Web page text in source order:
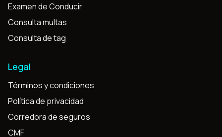
Examen de Conducir
Consulta multas
Consulta de tag
Legal
Términos y condiciones
Política de privacidad
Corredora de seguros
CMF